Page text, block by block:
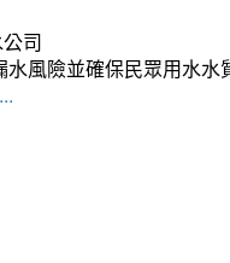
司
風險並確保民眾用水